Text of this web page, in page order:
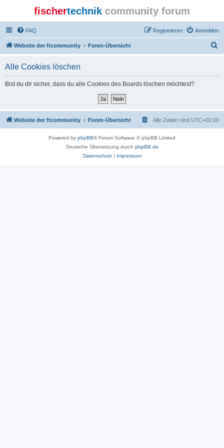
fischertechnik community forum
FAQ Anmelden
Registrieren
Website der ftcommunity Foren-Übersicht
Alle Cookies löschen
Bist du dir sicher, dass du alle Cookies des Boards löschen möchtest?
Website der ftcommunity Foren-Übersicht Alle Zeiten sind UTC+02:00
Powered by phpBB® Forum Software © phpBB Limited
Deutsche Übersetzung durch phpBB.de
Datenschutz| Impressum